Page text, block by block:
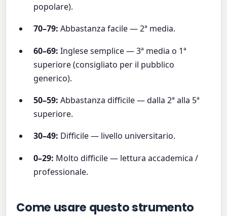
popolare).
70–79: Abbastanza facile — 2ª media.
60–69: Inglese semplice — 3ª media o 1ª
superiore (consigliato per il pubblico
generico).
50–59: Abbastanza difficile — dalla 2ª alla 5ª
superiore.
30–49: Difficile — livello universitario.
0–29: Molto difficile — lettura accademica /
professionale.
Come usare questo strumento